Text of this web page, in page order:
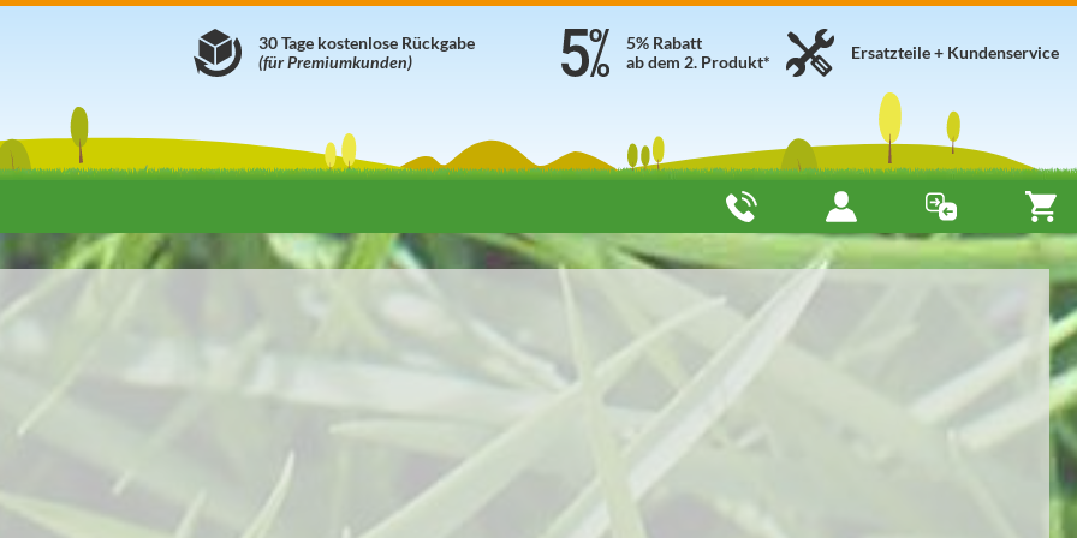
Ersatzteile + Kundenservice
5% Rabatt
ab dem 2. Produkt*
30 Tage kostenlose Rückgabe
(für Premiumkunden)